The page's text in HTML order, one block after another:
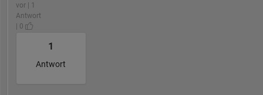
vor | 1
Antwort
| 0
1
Antwort